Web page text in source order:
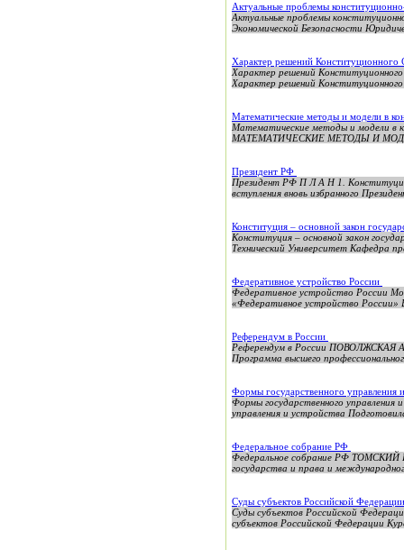
Актуальные проблемы
Актуальные проблемы
Экономической Безопасности
Характер решений
Характер решений
Характер решений
Математические методы и модели в
Математические методы и модели
МАТЕМАТИЧЕСКИЕ МЕТОДЫ И
Президент РФ
Президент РФ П Л А Н 1.
вступления вновь избранного
Конституция – основной закон
Конституция – основной закон
Технический Университет Кафедра
Федеративное устройство России
Федеративное устройство России
«Федеративное устройство России»
Референдум в России
Референдум в России
Программа высшего
Формы государственного управления
Формы государственного управления
управления и устройства
Федеральное собрание РФ
Федеральное собрание РФ
государства и права и
Суды субъектов Российской
Суды субъектов Российской
субъектов Российской Федерации